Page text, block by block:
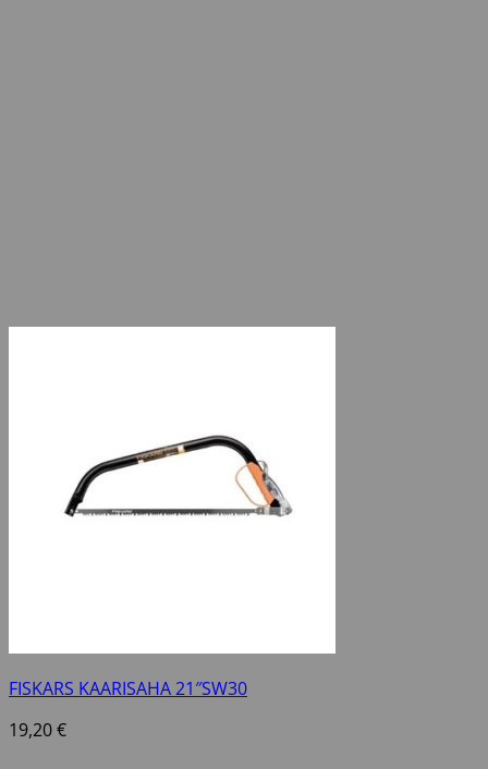
FISKARS KAARISAHA 21″SW30
19,20€